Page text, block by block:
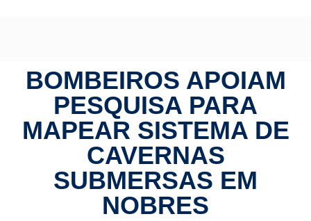
BOMBEIROS APOIAM
PESQUISA PARA
MAPEAR SISTEMA DE
CAVERNAS
SUBMERSAS EM
NOBRES